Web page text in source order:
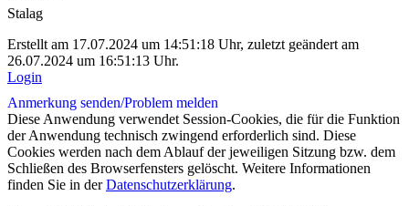
Stalag
Erstellt am 17.07.2024 um 14:51:18 Uhr, zuletzt geändert am
26.07.2024 um 16:51:13 Uhr.
Login
Anmerkung senden/Problem melden
Diese Anwendung verwendet Session-Cookies, die für die Funktion
der Anwendung technisch zwingend erforderlich sind. Diese
Cookies werden nach dem Ablauf der jeweiligen Sitzung bzw. dem
Schließen des Browserfensters gelöscht. Weitere Informationen
finden Sie in derDatenschutzerklärung.